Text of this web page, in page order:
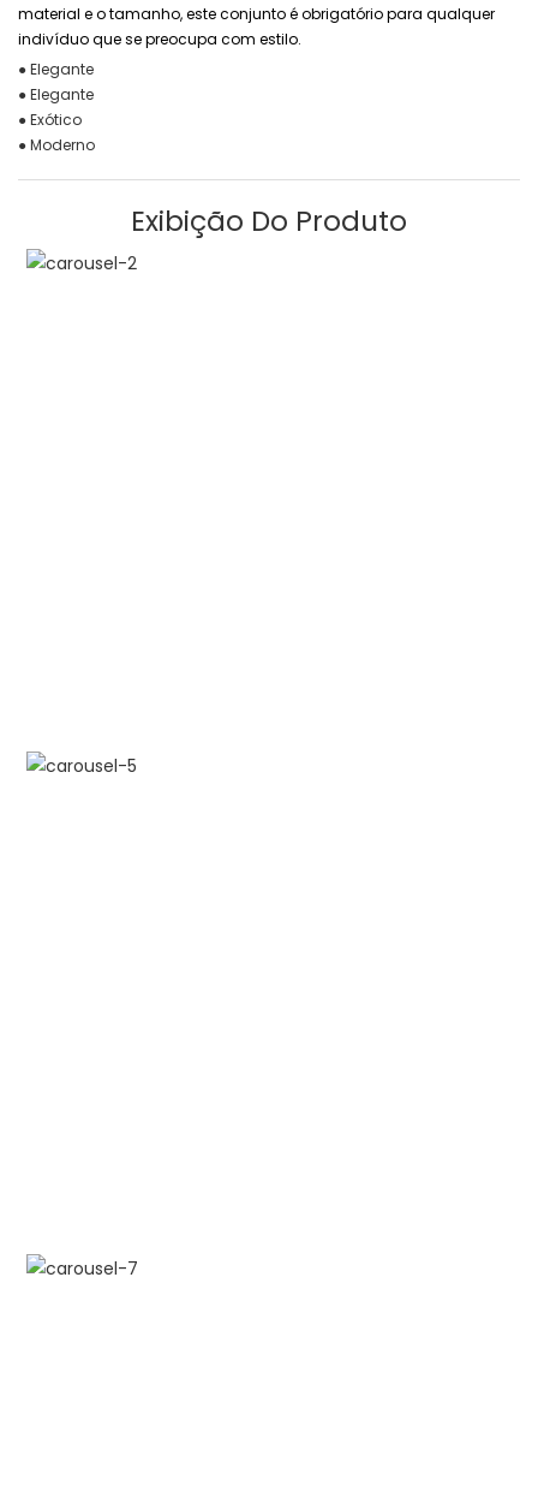
material e o tamanho, este conjunto é obrigatório para qualquer
indivíduo que se preocupa com estilo.
● Elegante
● Elegante
● Exótico
● Moderno
Exibição Do Produto